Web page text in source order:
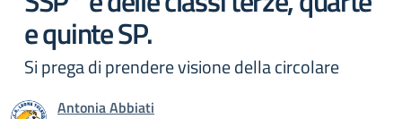
e quinte SP.
Si prega di prendere visione della circolare
Antonia Abbiati